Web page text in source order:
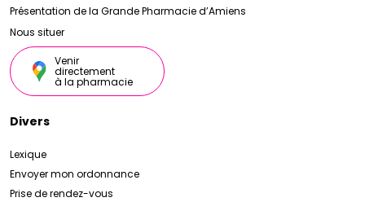
Présentation de la Grande Pharmacie d’Amiens
Nous situer
Venir
directement
à la pharmacie
Divers
Lexique
Envoyer mon ordonnance
Prise de rendez-vous